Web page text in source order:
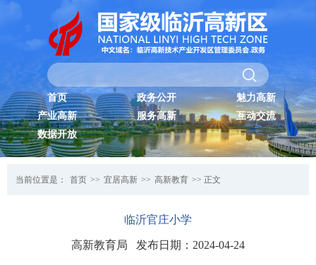
首页 政务公开
魅力高新
产业高新
服务高新
互动交流
数据开放
当前位置是： 首页 >> 宜居高新 >> 高新教育 >> 正文
临沂官庄小学
高新教育局 发布日期：2024-04-24